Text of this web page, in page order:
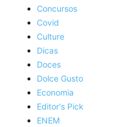
Concursos
Covid
Culture
Dicas
Doces
Dolce Gusto
Economia
Editor's Pick
ENEM